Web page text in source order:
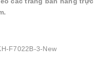
F7022B-3-New